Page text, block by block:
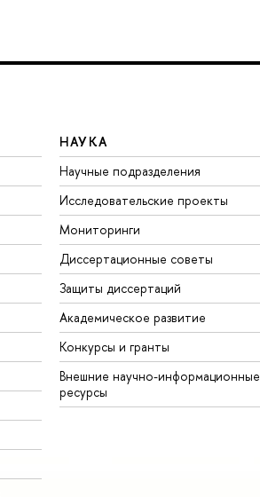
НАУКА
Научные подразделения
Исследовательские проекты
Мониторинги
Диссертационные советы
Защиты диссертаций
Академическое развитие
Конкурсы и гранты
Внешние научно-информационные
ресурсы